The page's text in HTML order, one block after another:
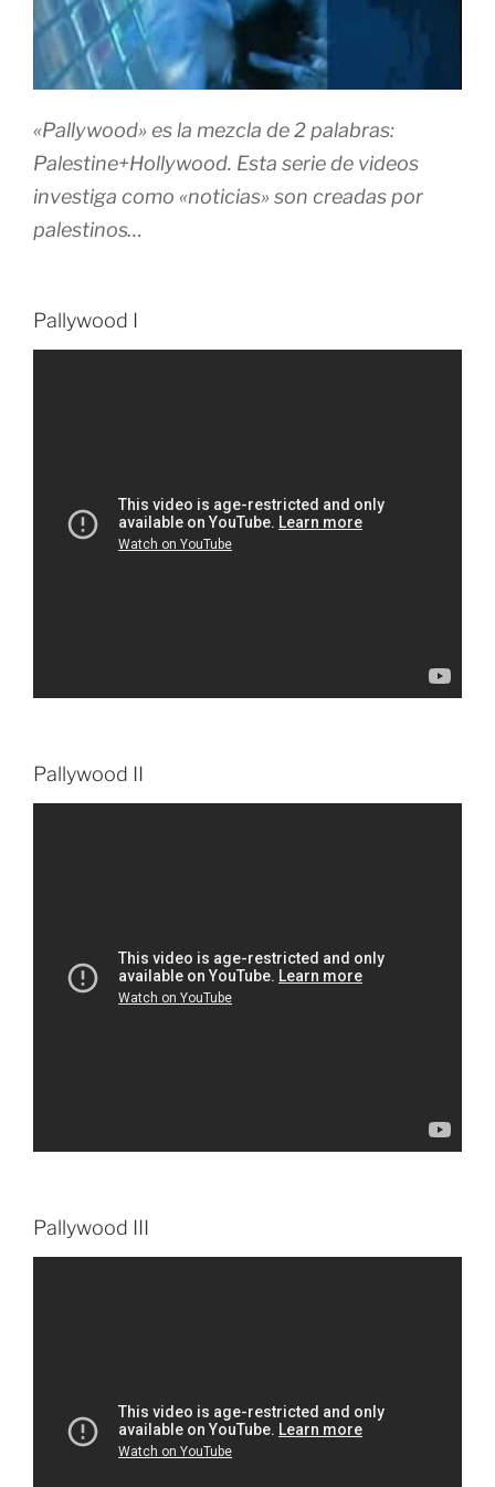
«Pallywood» es la mezcla de 2 palabras:
Palestine+Hollywood. Esta serie de videos
investiga como «noticias» son creadas por
palestinos…
Pallywood I
Pallywood II
Pallywood III